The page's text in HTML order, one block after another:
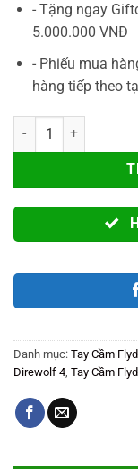
- Tặng ngay
5.000.000 VNĐ
- Phiếu mua
hàng tiếp theo
Bọc Cần Flydigi
Danh mục: Tay Cầm
Direwolf 4 Tay Cầm